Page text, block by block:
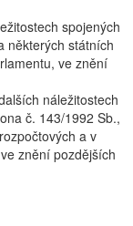
spojených
některých státních
ve znění
náležitostech
č. 143/1992 Sb.,
a v
znění pozdějších